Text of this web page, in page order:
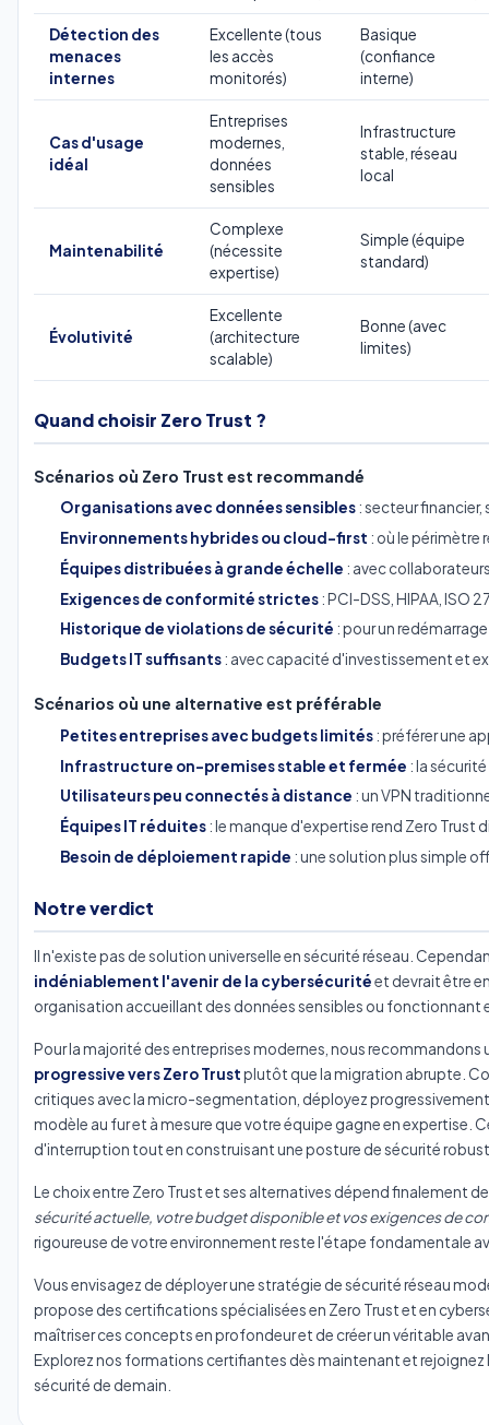
Détection des
menaces
internes
Excellente (tous
les accès
monitorés)
Basique
(confiance
interne)
Cas d'usage
idéal
Entreprises
modernes,
données
sensibles
Infrastructure
stable, réseau
local
Maintenabilité
Complexe
(nécessite
expertise)
Simple (équipe
standard)
Évolutivité
Excellente
(architecture
scalable)
Bonne (avec
limites)
Quand choisir Zero Trust ?
Scénarios où Zero Trust est recommandé
Organisations avec données sensibles: secteur
Environnements hybrides ou cloud-first : où le périmètre
Équipes distribuées à grande échelle : avec
Exigences de conformité strictes: PCI-DSS, HIPAA, ISO
Historique de violations de sécurité : pour un
Budgets IT suffisants: avec capacité d'investissement et
Scénarios où une alternative est préférable
Petites entreprises avec budgets limités: préférer une
Infrastructure on-premises stable et fermée : la
Utilisateurs peu connectés à distance : un VPN
Équipes IT réduites: le manque d'expertise rend Zero Trust
Besoin de déploiement rapide : une solution plus simple
Notre verdict
Il n'existe pas de solution universelle en sécurité réseau.
indéniablement l'avenir de la cybersécuritéet devrait être
organisation accueillant des données sensibles ou fonctionnant
Pour la majorité des entreprises modernes, nous recommandons
progressive vers Zero Trustplutôt que la migration abrupte.
critiques avec la micro-segmentation, déployez
modèle au fur et à mesure que votre équipe gagne en expertise.
d'interruption tout en construisant une posture de sécurité
Le choix entre Zero Trust et ses alternatives dépend finalement
sécurité actuelle, votre budget disponible et vos exigences de
rigoureuse de votre environnement reste l'étape fondamentale
Vous envisagez de déployer une stratégie de sécurité réseau
propose des certifications spécialisées en Zero Trust et en
maîtriser ces concepts en profondeur et de créer un véritable
Explorez nos formations certifiantes dès maintenantet rejoignez
sécurité de demain.